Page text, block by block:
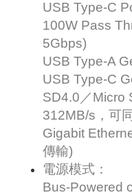
USB Type-C
100W Pass
5Gbps)
USB Type-A
USB Type-C
SD4.0／Micro
312MB/s，可
Gigabit
傳輸)
電源模式：
Bus-Powered